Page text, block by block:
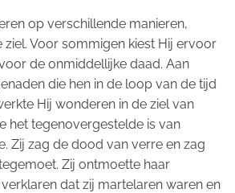
op verschillende manieren,
ziel. Voor sommigen kiest Hij ervoor
de onmiddellijke daad. Aan
die hen in de loop van de tijd
Hij wonderen in de ziel van
het tegenovergestelde is van
Zij zag de dood van verre en zag
Zij ontmoette haar
dat zij martelaren waren en